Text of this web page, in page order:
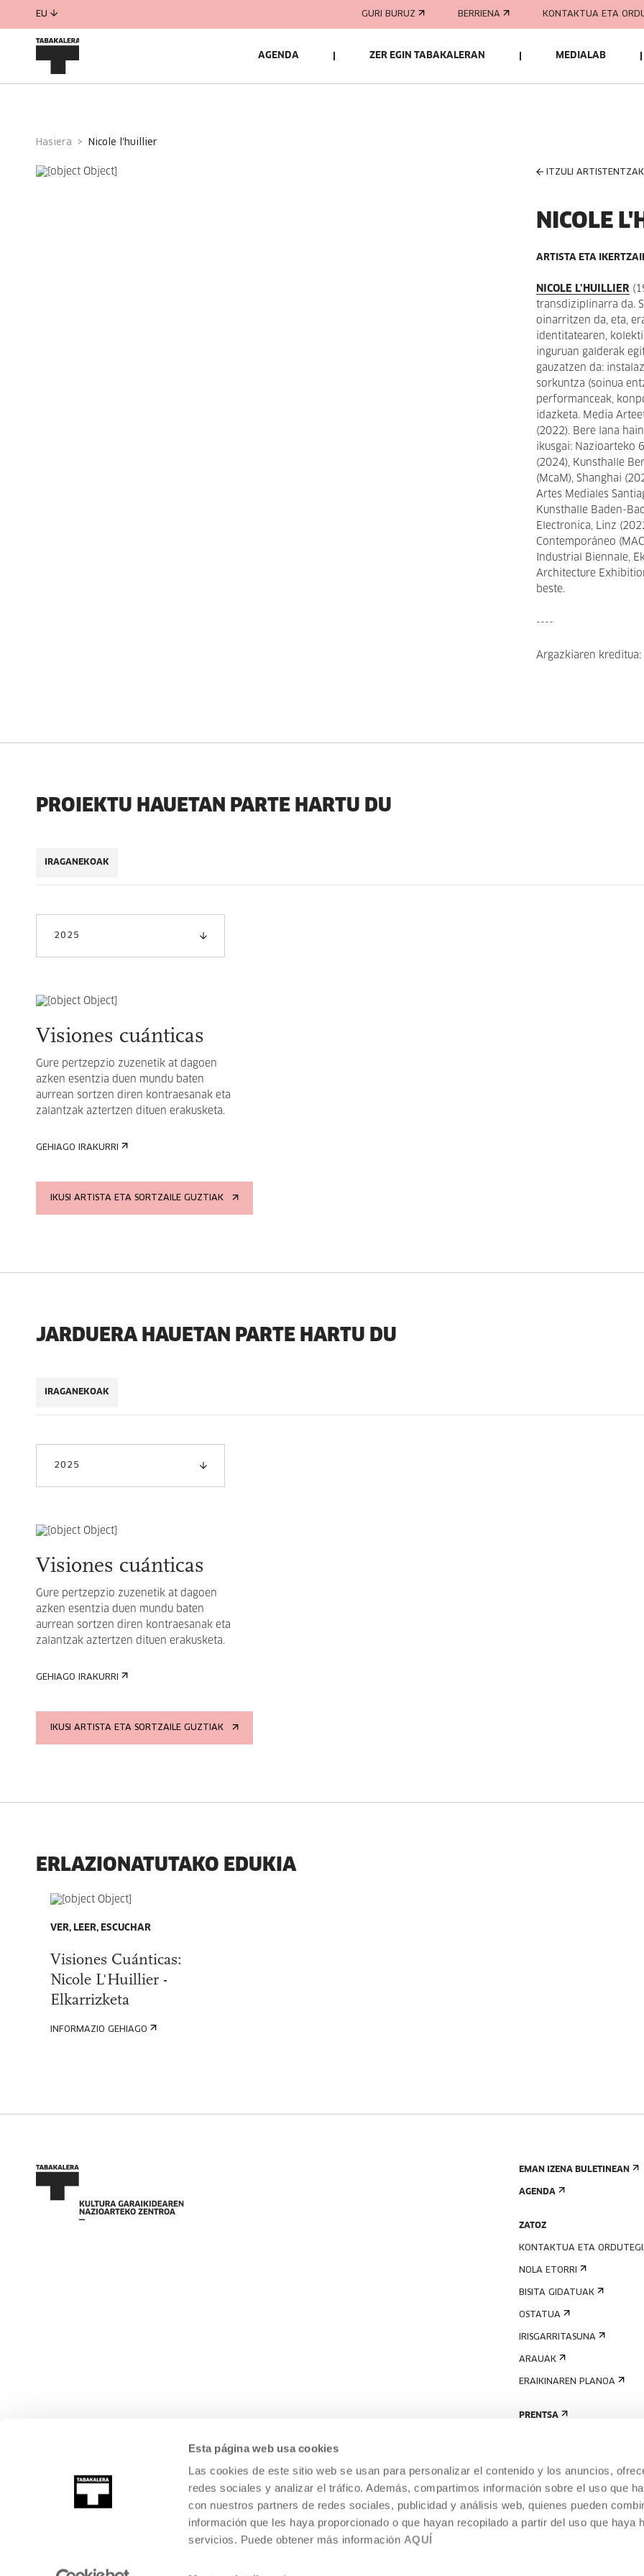
Esta página web usa cookies
Las cookies de este sitio web se usan para personalizar el contenido y los anuncios,
redes sociales y analizar el tráfico. Además, compartimos información sobre el uso que
con nuestros partners de redes sociales, publicidad y análisis web, quienes pueden
información que les haya proporcionado o que hayan recopilado a partir del uso que haya
servicios. Puede obtener más información AQUÍ
EU GURI BURUZ BERRIENA KONTAKTUA ETA
AGENDA ZER EGIN TABAKALERAN MEDIALAB
Hasiera nicole l'huillier
ITZULI
NICOLE
ARTISTA ETA
NICOLE L’HUILLIER
transdiziplinarra da.
oinarritzen da, eta,
identitatearen,
inguruan galderak
gauzatzen da:
sorkuntza (soinua
performanceak,
idazketa. Media
(2022). Bere lana
ikusgai: Nazioarteko
(2024), Kunsthalle
(McaM), Shanghai
Artes Mediales
Kunsthalle Baden-
Electronica, Linz
Contemporáneo
Industrial Biennale,
Architecture
beste.
----
Argazkiaren kreditua:
PROIEKTU HAUETAN PARTE HARTU DU
IRAGANEKOAK
2025
Visiones cuánticas
Gure pertzepzio zuzenetik at dagoen
azken esentzia duen mundu baten
aurrean sortzen diren kontraesanak eta
zalantzak aztertzen dituen erakusketa.
GEHIAGO IRAKURRI
IKUSI ARTISTA ETA SORTZAILE GUZTIAK
JARDUERA HAUETAN PARTE HARTU DU
IRAGANEKOAK
2025
Visiones cuánticas
Gure pertzepzio zuzenetik at dagoen
azken esentzia duen mundu baten
aurrean sortzen diren kontraesanak eta
zalantzak aztertzen dituen erakusketa.
GEHIAGO IRAKURRI
IKUSI ARTISTA ETA SORTZAILE GUZTIAK
ERLAZIONATUTAKO EDUKIA
VER, LEER, ESCUCHAR
Visiones Cuánticas:
Nicole L'Huillier -
Elkarrizketa
INFORMAZIO GEHIAGO
EMAN IZENA BULETINEAN
AGENDA
ZATOZ
KONTAKTUA ETA
NOLA ETORRI
BISITA GIDATUAK
OSTATUA
IRISGARRITASUNA
ARAUAK
ERAIKINAREN PLANOA
PRENTSA